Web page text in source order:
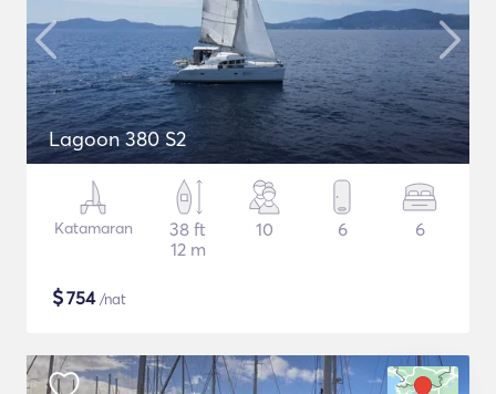
Lagoon 380 S2
Katamaran
38 ft
12 m
10 6 6
$754/nat